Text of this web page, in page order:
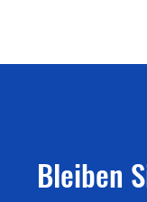
Bleiben